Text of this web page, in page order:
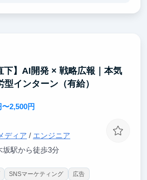
下】AI開発 × 戦略広報｜本気
インターン（有給）
〜2,500円
ディア / エンジニア
駅から徒歩3分
SNSマーケティング 広告